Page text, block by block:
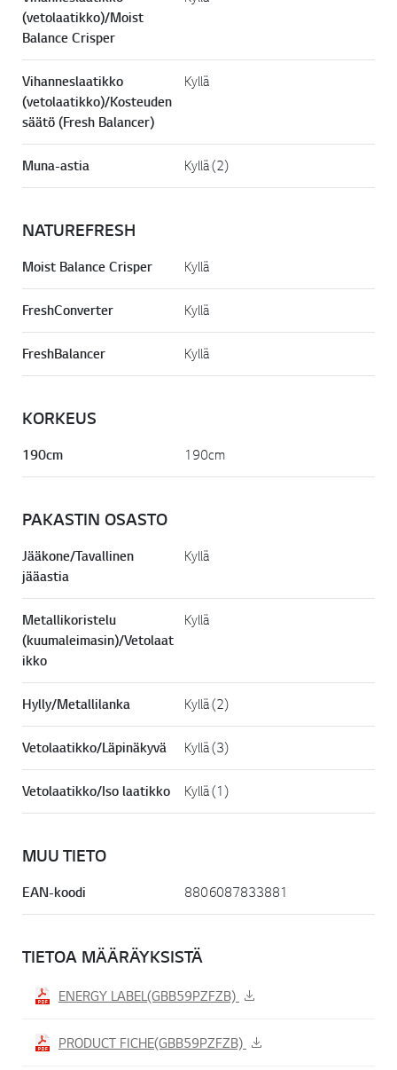
(vetolaatikko)/Moist
Balance Crisper
Vihanneslaatikko
(vetolaatikko)/Kosteuden
säätö (Fresh Balancer)
Kyllä
Muna-astia Kyllä (2)
NATUREFRESH
Moist Balance Crisper Kyllä
FreshConverter Kyllä
FreshBalancer Kyllä
KORKEUS
190cm 190cm
PAKASTIN OSASTO
Jääkone/Tavallinen
jääastia
Kyllä
Metallikoristelu
(kuumaleimasin)/Vetolaat
ikko
Kyllä
Hylly/Metallilanka Kyllä (2)
Vetolaatikko/Läpinäkyvä Kyllä (3)
Vetolaatikko/Iso laatikko Kyllä (1)
MUU TIETO
EAN-koodi 8806087833881
TIETOA MÄÄRÄYKSISTÄ
ENERGY LABEL(GBB59PZFZB)
PRODUCT FICHE(GBB59PZFZB)